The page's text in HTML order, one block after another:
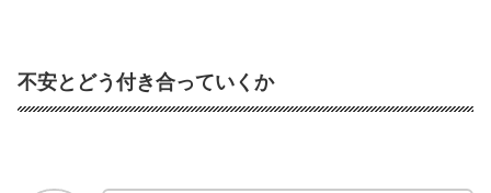
不安とどう付き合っていくか